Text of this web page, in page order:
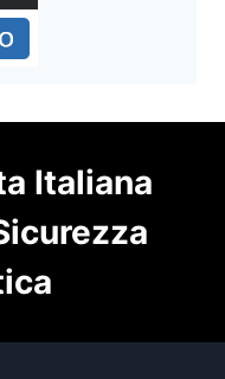
Italiana